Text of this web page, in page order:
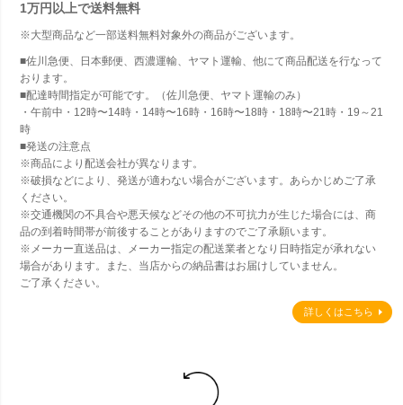
1万円以上で送料無料
※大型商品など一部送料無料対象外の商品がございます。
■佐川急便、日本郵便、西濃運輸、ヤマト運輸、他にて商品配送を行なって
おります。
■配達時間指定が可能です。（佐川急便、ヤマト運輸のみ）
・午前中・12時〜14時・14時〜16時・16時〜18時・18時〜21時・19～21
時
■発送の注意点
※商品により配送会社が異なります。
※破損などにより、発送が適わない場合がございます。あらかじめご了承
ください。
※交通機関の不具合や悪天候などその他の不可抗力が生じた場合には、商
品の到着時間帯が前後することがありますのでご了承願います。
※メーカー直送品は、メーカー指定の配送業者となり日時指定が承れない
場合があります。また、当店からの納品書はお届けしていません。
ご了承ください。
詳しくはこちら